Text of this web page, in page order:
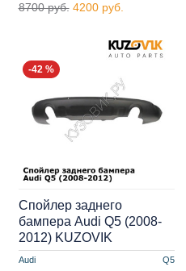
8700 руб. 4200 руб.
-42 %
Audi Q5
Спойлер заднего
бампера Audi Q5 (2008-
2012) KUZOVIK